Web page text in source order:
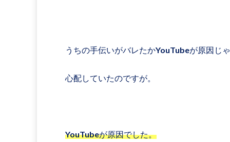
うちの手伝いがバレたかYouTubeが原因じ
心配していたのですが。
YouTubeが原因でした。